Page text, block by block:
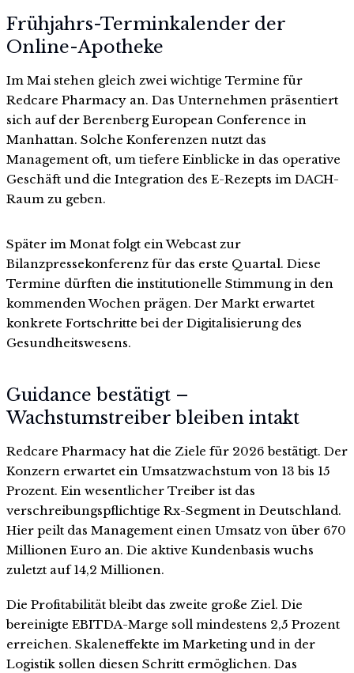
Frühjahrs-Terminkalender der
Online-Apotheke
Im Mai stehen gleich zwei wichtige Termine für
Redcare Pharmacy an. Das Unternehmen präsentiert
sich auf der Berenberg European Conference in
Manhattan. Solche Konferenzen nutzt das
Management oft, um tiefere Einblicke in das operative
Geschäft und die Integration des E-Rezepts im DACH-
Raum zu geben.
Später im Monat folgt ein Webcast zur
Bilanzpressekonferenz für das erste Quartal. Diese
Termine dürften die institutionelle Stimmung in den
kommenden Wochen prägen. Der Markt erwartet
konkrete Fortschritte bei der Digitalisierung des
Gesundheitswesens.
Guidance bestätigt –
Wachstumstreiber bleiben intakt
Redcare Pharmacy hat die Ziele für 2026 bestätigt. Der
Konzern erwartet ein Umsatzwachstum von 13 bis 15
Prozent. Ein wesentlicher Treiber ist das
verschreibungspflichtige Rx-Segment in Deutschland.
Hier peilt das Management einen Umsatz von über 670
Millionen Euro an. Die aktive Kundenbasis wuchs
zuletzt auf 14,2 Millionen.
Die Profitabilität bleibt das zweite große Ziel. Die
bereinigte EBITDA-Marge soll mindestens 2,5 Prozent
erreichen. Skaleneffekte im Marketing und in der
Logistik sollen diesen Schritt ermöglichen. Das